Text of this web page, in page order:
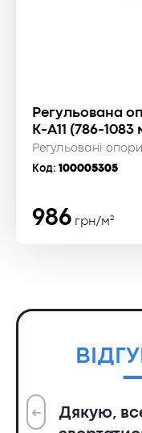
Регульована
К-А11 (786-1083
Регульовані опори
Код: 100005305
986 грн/м²
Дякую,
➜